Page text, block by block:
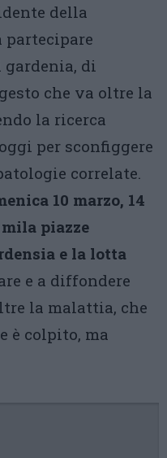
della
di
che va oltre la
la ricerca
per sconfiggere
correlate.
10 marzo, 14
piazze
e la lotta
e a diffondere
la malattia, che
è colpito, ma